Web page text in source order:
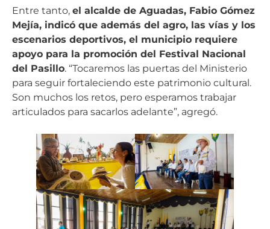
Entre tanto, el alcalde de Aguadas, Fabio Gómez
Mejía, indicó que además del agro, las vías y los
escenarios deportivos, el municipio requiere
apoyo para la promoción del Festival Nacional
del Pasillo. “Tocaremos las puertas del Ministerio
para seguir fortaleciendo este patrimonio cultural.
Son muchos los retos, pero esperamos trabajar
articulados para sacarlos adelante”, agregó.